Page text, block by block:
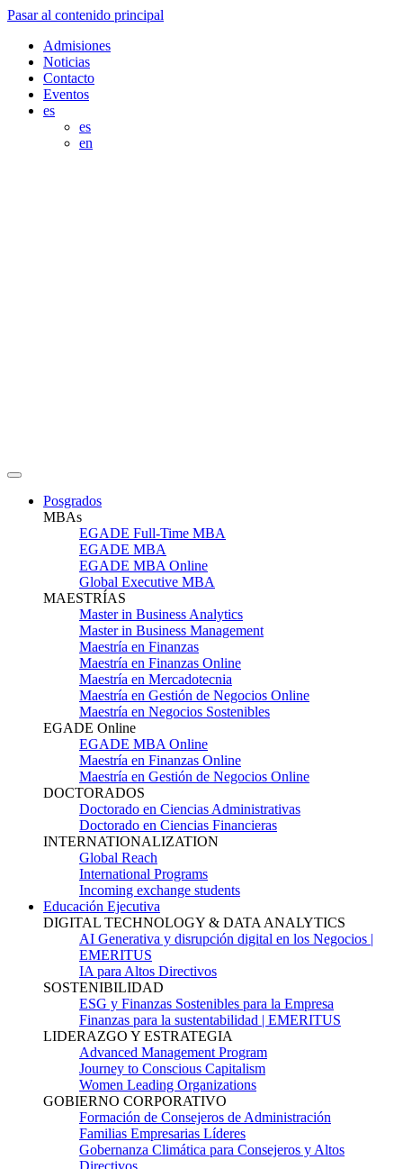
Pasar al contenido principal
Admisiones
Noticias
Contacto
Eventos
es
es
en
Posgrados
MBAs
EGADE Full-Time MBA
EGADE MBA
EGADE MBA Online
Global Executive MBA
MAESTRÍAS
Master in Business Analytics
Master in Business Management
Maestría en Finanzas
Maestría en Finanzas Online
Maestría en Mercadotecnia
Maestría en Gestión de Negocios Online
Maestría en Negocios Sostenibles
EGADE Online
EGADE MBA Online
Maestría en Finanzas Online
Maestría en Gestión de Negocios Online
DOCTORADOS
Doctorado en Ciencias Administrativas
Doctorado en Ciencias Financieras
INTERNATIONALIZATION
Global Reach
International Programs
Incoming exchange students
Educación Ejecutiva
DIGITAL TECHNOLOGY & DATA ANALYTICS
AI Generativa y disrupción digital en los Negocios |
EMERITUS
IA para Altos Directivos
SOSTENIBILIDAD
ESG y Finanzas Sostenibles para la Empresa
Finanzas para la sustentabilidad | EMERITUS
LIDERAZGO Y ESTRATEGIA
Advanced Management Program
Journey to Conscious Capitalism
Women Leading Organizations
GOBIERNO CORPORATIVO
Formación de Consejeros de Administración
Familias Empresarias Líderes
Gobernanza Climática para Consejeros y Altos
Directivos